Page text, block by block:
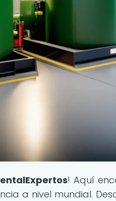
! Aquí
a nivel mundial.